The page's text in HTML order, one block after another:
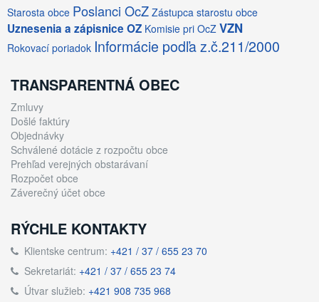
Starosta obce Poslanci OcZ Zástupca starostu obce
Uznesenia a zápisnice OZ Komisie pri OcZ VZN
Rokovací poriadok Informácie podľa z.č.211/2000
TRANSPARENTNÁ OBEC
Zmluvy
Došlé faktúry
Objednávky
Schválené dotácie z rozpočtu obce
Prehľad verejných obstarávaní
Rozpočet obce
Záverečný účet obce
RÝCHLE KONTAKTY
Klientske centrum: +421 / 37 / 655 23 70
Sekretariát: +421 / 37 / 655 23 74
Útvar služieb: +421 908 735 968